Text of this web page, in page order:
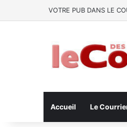
VOTRE PUB DANS LE
Accueil Le